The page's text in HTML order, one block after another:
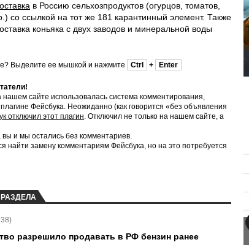
в Россию сельхозпродуктов (огурцов, томатов,
со ссылкой на тот же 181 карантинный элемент. Также
коньяка с двух заводов и минеральной воды
Выделите ее мышкой и нажмите Ctrl + Enter
нашем сайте использовалась система комментирования,
Фейсбука. Неожиданно (как говорится «без объявления
отключил этот плагин. Отключил не только на нашем сайте, а
вы и мы остались без комментариев.
найти замену комментариям Фейсбука, но на это потребуется
разрешило продавать в РФ бензин ранее